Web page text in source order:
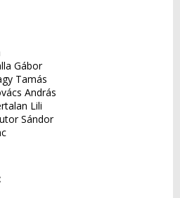
Gábor
Tamás
András
Lili
Sándor